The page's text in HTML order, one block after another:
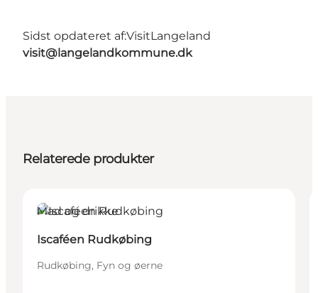
Sidst opdateret af:VisitLangeland
visit@langelandkommune.dk
Relaterede produkter
Mad og drikke
Iscaféen Rudkøbing
Rudkøbing, Fyn og øerne